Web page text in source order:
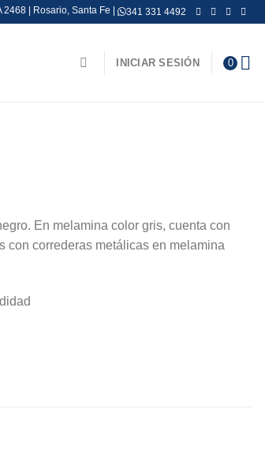
2468 | Rosario, Santa Fe | 341 331 4492
INICIAR SESIÓN 0
En melamina color gris, cuenta con
con correderas metálicas en melamina